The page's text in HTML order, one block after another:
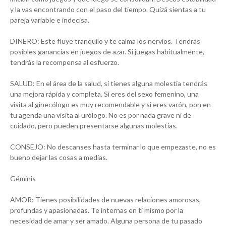
y la vas encontrando con el paso del tiempo. Quizá sientas a tu
pareja variable e indecisa.
DINERO: Este fluye tranquilo y te calma los nervios. Tendrás
posibles ganancias en juegos de azar. Si juegas habitualmente,
tendrás la recompensa al esfuerzo.
SALUD: En el área de la salud, si tienes alguna molestia tendrás
una mejora rápida y completa. Si eres del sexo femenino, una
visita al ginecólogo es muy recomendable y si eres varón, pon en
tu agenda una visita al urólogo. No es por nada grave ni de
cuidado, pero pueden presentarse algunas molestias.
CONSEJO: No descanses hasta terminar lo que empezaste, no es
bueno dejar las cosas a medias.
Géminis
AMOR: Tienes posibilidades de nuevas relaciones amorosas,
profundas y apasionadas. Te internas en ti mismo por la
necesidad de amar y ser amado. Alguna persona de tu pasado